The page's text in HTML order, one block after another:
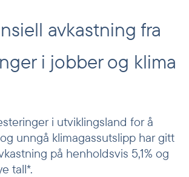
avkastning fra
i jobber og klima
i utviklingsland for å
unngå klimagassutslipp har gitt
på henholdsvis 5,1% og
tall*.